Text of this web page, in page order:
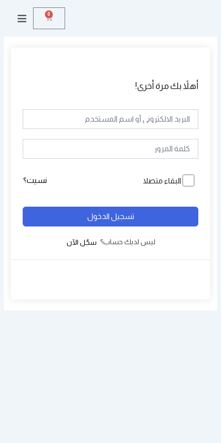
0
Cart
أهلاً بك مرة أخرى!
البقاء متصلا نسيت؟
تسجيل الدخول
ليس لديك حساب؟ سجّل الآن